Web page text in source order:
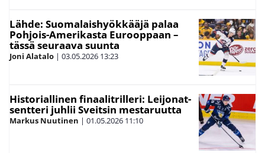
Lähde: Suomalaishyökkääjä palaa
Pohjois-Amerikasta Eurooppaan –
tässä seuraava suunta
Joni Alatalo | 03.05.2026 13:23
Historiallinen finaalitrilleri: Leijonat-
sentteri juhlii Sveitsin mestaruutta
Markus Nuutinen | 01.05.2026 11:10